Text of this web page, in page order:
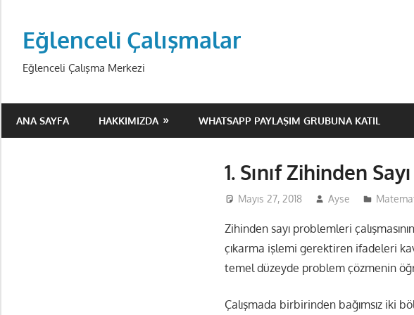
contentEğlenceli Çalışmalar
Eğlenceli Çalışma Merkezi
ANA SAYFA HAKKIMIZDA WHATSAPP PAYLAŞIM GRUBUNA KATIL
1. Sınıf Zihinden
Mayıs 27, 2018 Ayse
Zihinden sayı problemleri
çıkarma işlemi gerektiren ifadeleri
temel düzeyde problem çözmenin
Çalışmada birbirinden bağımsız iki